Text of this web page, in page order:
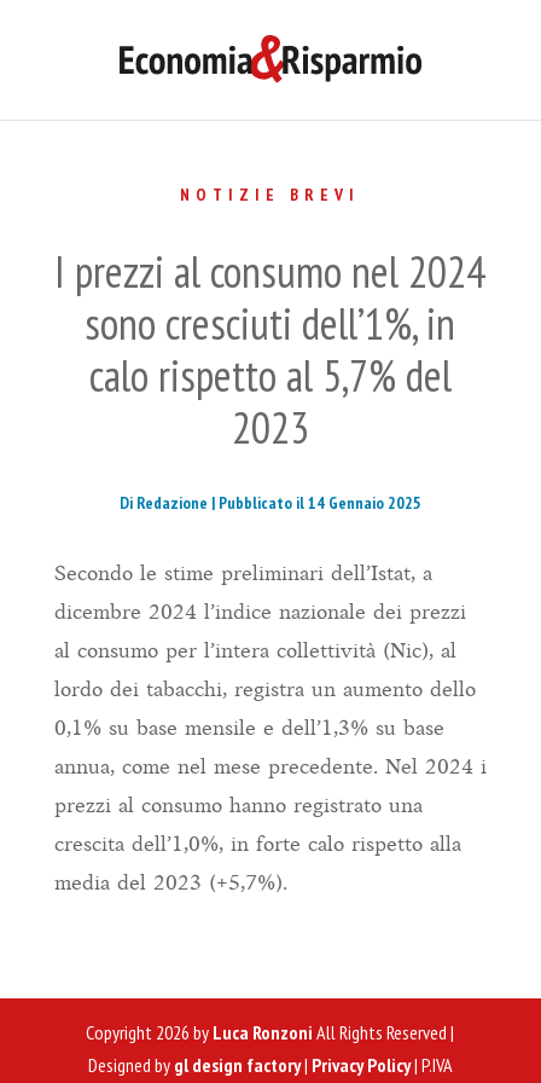
NOTIZIE BREVI
I prezzi al consumo nel 2024
sono cresciuti dell’1%, in
calo rispetto al 5,7% del
2023
Di Redazione | Pubblicato il 14 Gennaio 2025
Secondo le stime preliminari dell’Istat, a
dicembre 2024 l’indice nazionale dei prezzi
al consumo per l’intera collettività (Nic), al
lordo dei tabacchi, registra un aumento dello
0,1% su base mensile e dell’1,3% su base
annua, come nel mese precedente. Nel 2024 i
prezzi al consumo hanno registrato una
crescita dell’1,0%, in forte calo rispetto alla
media del 2023 (+5,7%).
Copyright 2026 by Luca Ronzoni All Rights Reserved |
Designed by gl design factory| Privacy Policy| P.IVA